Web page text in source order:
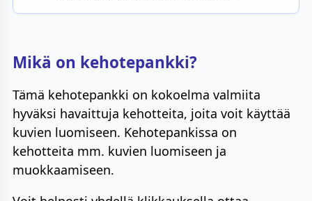
Mikä on kehotepankki?
Tämä kehotepankki on kokoelma valmiita
hyväksi havaittuja kehotteita, joita voit käyttää
kuvien luomiseen. Kehotepankissa on
kehotteita mm. kuvien luomiseen ja
muokkaamiseen.